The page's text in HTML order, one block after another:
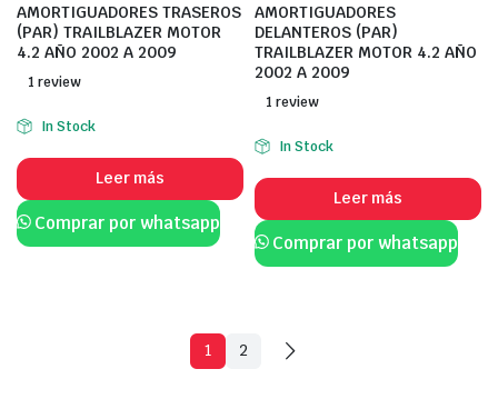
AMORTIGUADORES TRASEROS
(PAR) TRAILBLAZER MOTOR
4.2 AÑO 2002 A 2009
1 review
In Stock
Leer más
Comprar por whatsapp
AMORTIGUADORES
DELANTEROS (PAR)
TRAILBLAZER MOTOR 4.2 AÑO
2002 A 2009
1 review
In Stock
Leer más
Comprar por whatsapp
1 2